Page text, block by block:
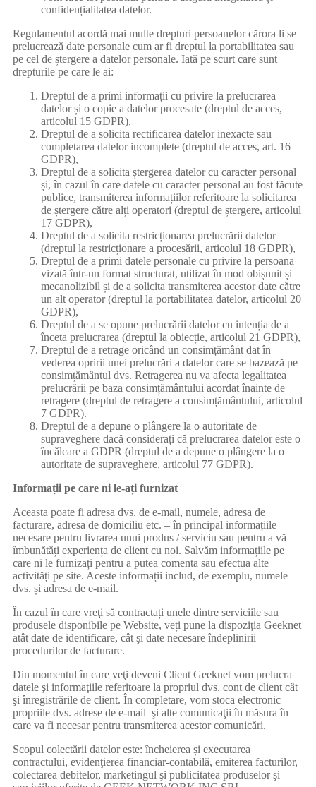
confidențialitatea datelor.
Regulamentul acordă mai multe drepturi persoanelor cărora li se
prelucrează date personale cum ar fi dreptul la portabilitatea sau
pe cel de ștergere a datelor personale. Iată pe scurt care sunt
drepturile pe care le ai:
Dreptul de a primi informații cu privire la prelucrarea
datelor și o copie a datelor procesate (dreptul de acces,
articolul 15 GDPR),
Dreptul de a solicita rectificarea datelor inexacte sau
completarea datelor incomplete (dreptul de acces, art. 16
GDPR),
Dreptul de a solicita ștergerea datelor cu caracter personal
și, în cazul în care datele cu caracter personal au fost făcute
publice, transmiterea informațiilor referitoare la solicitarea
de ștergere către alți operatori (dreptul de ștergere, articolul
17 GDPR),
Dreptul de a solicita restricționarea prelucrării datelor
(dreptul la restricționare a procesării, articolul 18 GDPR),
Dreptul de a primi datele personale cu privire la persoana
vizată într-un format structurat, utilizat în mod obișnuit și
mecanolizibil și de a solicita transmiterea acestor date către
un alt operator (dreptul la portabilitatea datelor, articolul 20
GDPR),
Dreptul de a se opune prelucrării datelor cu intenția de a
înceta prelucrarea (dreptul la obiecție, articolul 21 GDPR),
Dreptul de a retrage oricând un consimțământ dat în
vederea opririi unei prelucrări a datelor care se bazează pe
consimțământul dvs. Retragerea nu va afecta legalitatea
prelucrării pe baza consimțământului acordat înainte de
retragere (dreptul de retragere a consimțământului, articolul
7 GDPR).
Dreptul de a depune o plângere la o autoritate de
supraveghere dacă considerați că prelucrarea datelor este o
încălcare a GDPR (dreptul de a depune o plângere la o
autoritate de supraveghere, articolul 77 GDPR).
Informații pe care ni le-ați furnizat
Aceasta poate fi adresa dvs. de e-mail, numele, adresa de
facturare, adresa de domiciliu etc. – în principal informațiile
necesare pentru livrarea unui produs / serviciu sau pentru a vă
îmbunătăți experiența de client cu noi. Salvăm informațiile pe
care ni le furnizați pentru a putea comenta sau efectua alte
activități pe site. Aceste informații includ, de exemplu, numele
dvs. și adresa de e-mail.
În cazul în care vreţi să contractați unele dintre serviciile sau
produsele disponibile pe Website, veți pune la dispoziţia Geeknet
atât date de identificare, cât şi date necesare îndeplinirii
procedurilor de facturare.
Din momentul în care veţi deveni Client Geeknet vom prelucra
datele şi informaţiile referitoare la propriul dvs. cont de client cât
şi înregistrările de client. În completare, vom stoca electronic
propriile dvs. adrese de e-mail şi alte comunicaţii în măsura în
care va fi necesar pentru transmiterea acestor comunicări.
Scopul colectării datelor este: încheierea și executarea
contractului, evidenţierea financiar-contabilă, emiterea facturilor,
colectarea debitelor, marketingul şi publicitatea produselor şi